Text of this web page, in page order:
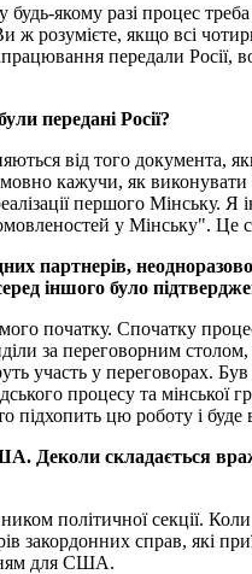
будь-якому разі процес
ж розумієте, якщо всі
передали Росії,
передані Росії?
від того документа,
кажучи, як
першого
у Мінську". Це
партнерів,
іншого було
початку. Спочатку
за переговорним
участь у переговорах.
процесу та мінської
підхопить цю роботу і
Деколи складається
політичної секції.
закордонних справ,
для США.